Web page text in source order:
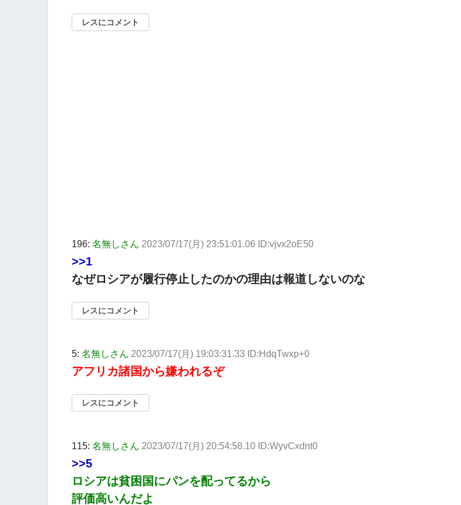
レスにコメント
196: 名無しさん 2023/07/17(月) 23:51:01.06 ID:vjvx2oE50
>>1
なぜロシアが履行停止したのかの理由は報道しないのな
レスにコメント
5: 名無しさん 2023/07/17(月) 19:03:31.33 ID:HdqTwxp+0
アフリカ諸国から嫌われるぞ
レスにコメント
115: 名無しさん 2023/07/17(月) 20:54:58.10 ID:WyvCxdnt0
>>5
ロシアは貧困国にパンを配ってるから
評価高いんだよ